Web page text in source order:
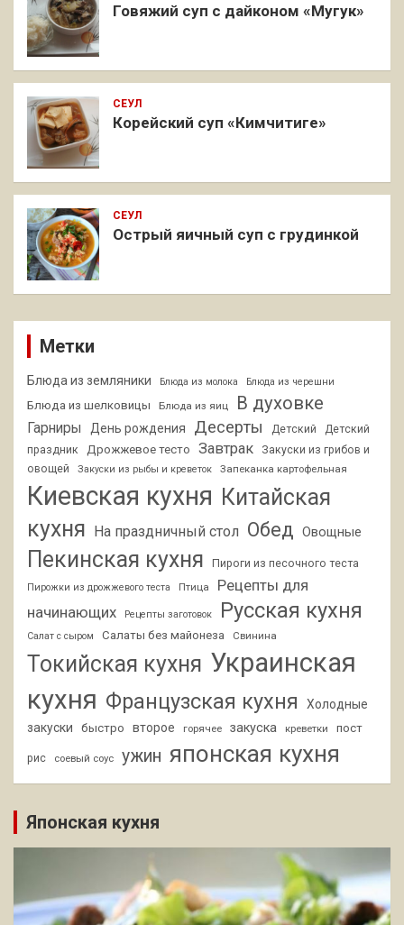
Говяжий суп с дайконом «Мугук»
СЕУЛ
Корейский суп «Кимчитиге»
СЕУЛ
Острый яичный суп с грудинкой
Метки
Блюда из земляники Блюда из молока Блюда из черешни
Блюда из шелковицы Блюда из яиц В духовке
Гарниры День рождения Десерты Детский
Детский
праздник
Дрожжевое тесто Завтрак
Закуски из грибов и
овощей
Закуски из рыбы и креветок Запеканка картофельная
Киевская кухня Китайская
кухня На праздничный стол Обед Овощные
Пекинская кухня Пироги из песочного теста
Пирожки из дрожжевого теста Птица
Рецепты для
начинающих
Рецепты заготовок Русская кухня
Салат с сыром Салаты без майонеза Свинина
Токийская кухня Украинская
кухня Французская кухня
Холодные
закуски
быстро второе горячее закуска креветки пост
рис соевый соус ужин японская кухня
Японская кухня